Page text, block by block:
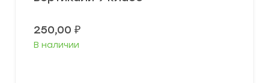
250,00 ₽
В наличии